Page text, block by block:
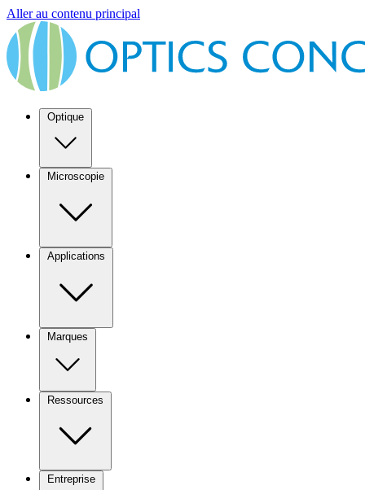
Aller au contenu principal
Optique
Microscopie
Applications
Marques
Ressources
Entreprise